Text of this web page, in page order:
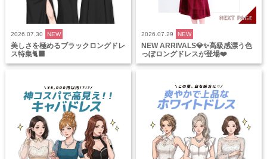
2026.07.30 NEW
美しさを極めるブラックロングドレ
ス特集🐈‍⬛
2026.07.29 NEW
NEW ARRIVALS💎✨高級感漂う色
っぽロングドレスが登場❤️